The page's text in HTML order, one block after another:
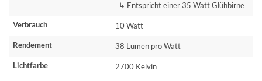
↳ Entspricht einer 35 Watt Glühbirne
Verbrauch 10 Watt
Rendement 38 Lumen pro Watt
Lichtfarbe 2700 Kelvin